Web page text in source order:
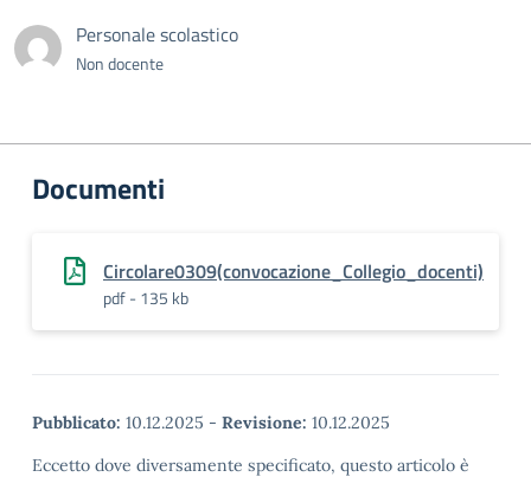
Personale scolastico
Non docente
Documenti
Circolare0309(convocazione_Collegio_docenti)
pdf - 135 kb
Pubblicato: 10.12.2025 - Revisione: 10.12.2025
Eccetto dove diversamente specificato, questo articolo è